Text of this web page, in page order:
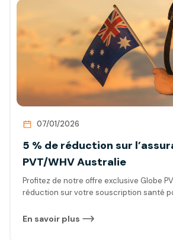
07/01/2026
5 % de réduction sur
PVT/WHV Australie
Profitez de notre offre exclusive Globe
réduction sur votre souscription santé
En savoir plus